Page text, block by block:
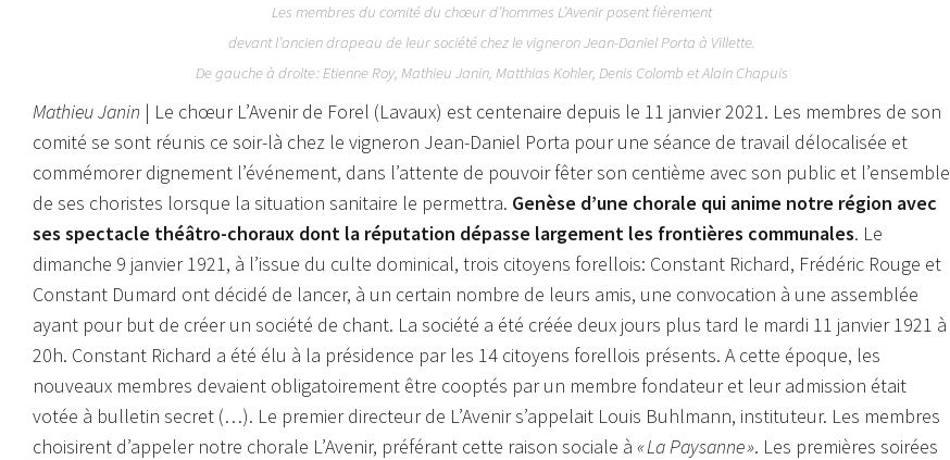
Les membres du comité du chœur d’hommes L’Avenir posent fièrement
devant l’ancien drapeau de leur société chez le vigneron Jean-Daniel Porta à Villette.
De gauche à droite :Etienne Roy, Mathieu Janin, Matthias Kohler, Denis Colomb et Alain Chapuis
Mathieu Janin | Le chœur L’Avenir de Forel (Lavaux) est centenaire depuis le 11 janvier 2021. Les membres de son
comité se sont réunis ce soir-là chez le vigneron Jean-Daniel Porta pour une séance de travail délocalisée et
commémorer dignement l’événement, dans l’attente de pouvoir fêter son centième avec son public et l’ensemble
de ses choristes lorsque la situation sanitaire le permettra. Genèse d’une chorale qui anime notre région avec
ses spectacle théâtro-choraux dont la réputation dépasse largement les frontières communales. Le
dimanche 9 janvier 1921, à l’issue du culte dominical, trois citoyens forellois: Constant Richard, Frédéric Rouge et
Constant Dumard ont décidé de lancer, à un certain nombre de leurs amis, une convocation à une assemblée
ayant pour but de créer un société de chant. La société a été créée deux jours plus tard le mardi 11 janvier 1921 à
20h. Constant Richard a été élu à la présidence par les 14 citoyens forellois présents. A cette époque, les
nouveaux membres devaient obligatoirement être cooptés par un membre fondateur et leur admission était
votée à bulletin secret (…). Le premier directeur de L’Avenir s’appelait Louis Buhlmann, instituteur. Les membres
choisirent d’appeler notre chorale L’Avenir, préférant cette raison sociale à « La Paysanne ». Les premières soirées